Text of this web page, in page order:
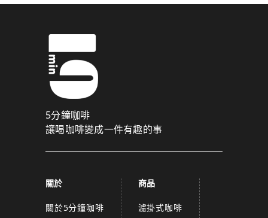
5分鐘咖啡
讓喝咖啡變成一件有趣的事
關於
關於5分鐘咖啡
商品
濾掛式咖啡